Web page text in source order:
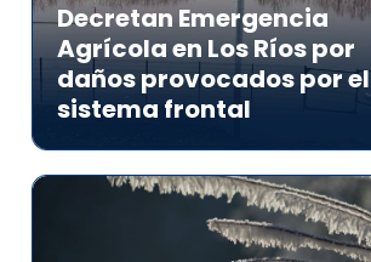
Decretan Emergencia
Agrícola en Los Ríos por
daños provocados por el
sistema frontal